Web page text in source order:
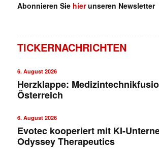
Abonnieren Sie hierunseren Newsletter
TICKERNACHRICHTEN
6. August 2026
Herzklappe:
Österreich
6. August 2026
Evotec kooperiert mit KI-
Odyssey Therapeutics